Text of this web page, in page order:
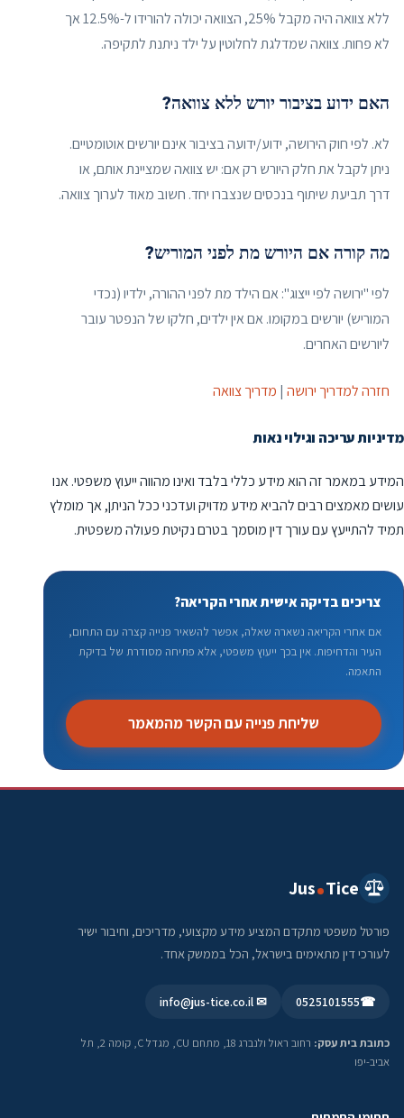
ללא צוואה היה מקבל 25%, הצוואה יכולה להורידו ל-12.5% אך
לא פחות. צוואה שמדלגת לחלוטין על ילד ניתנת לתקיפה.
האם ידוע בציבור יורש ללא צוואה?
לא. לפי חוק הירושה, ידוע/ידועה בציבור אינם יורשים אוטומטיים.
ניתן לקבל את חלק היורש רק אם: יש צוואה שמציינת אותם, או
דרך תביעת שיתוף בנכסים שנצברו יחד. חשוב מאוד לערוך צוואה.
מה קורה אם היורש מת לפני המוריש?
לפי "ירושה לפי ייצוג": אם הילד מת לפני ההורה, ילדיו (נכדי
המוריש) יורשים במקומו. אם אין ילדים, חלקו של הנפטר עובר
ליורשים האחרים.
חזרה למדריך ירושה | מדריך צוואה
מדיניות עריכה וגילוי נאות
המידע במאמר זה הוא מידע כללי בלבד ואינו מהווה ייעוץ משפטי. אנו
עושים מאמצים רבים להביא מידע מדויק ועדכני ככל הניתן, אך מומלץ
תמיד להתייעץ עם עורך דין מוסמך בטרם נקיטת פעולה משפטית.
צריכים בדיקה אישית אחרי הקריאה?
אם אחרי הקריאה נשארה שאלה, אפשר להשאיר פנייה קצרה עם התחום,
העיר והדחיפות. אין בכך ייעוץ משפטי, אלא פתיחה מסודרת של בדיקת
התאמה.
שליחת פנייה עם הקשר מהמאמר
Jus Tice
פורטל משפטי מתקדם המציע מידע מקצועי, מדריכים, וחיבור ישיר
לעורכי דין מתאימים בישראל, הכל בממשק אחד.
☎
0525101555
✉ info@jus-tice.co.il
כתובת בית עסק:
רחוב ראול ולנברג 18, מתחם CU, מגדל C, קומה 2, תל
אביב-יפו